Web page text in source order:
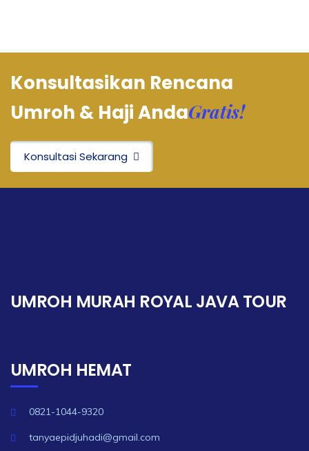
Konsultasikan Rencana
Umroh & Haji AndaGratis!
Konsultasi Sekarang
UMROH MURAH ROYAL JAVA TOUR
UMROH HEMAT
0821-1044-9320
tanyaepidjuhadi@gmail.com